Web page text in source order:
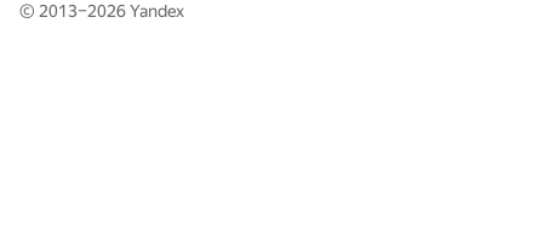
© 2013–2026Yandex